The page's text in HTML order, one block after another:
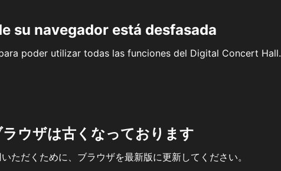
su navegador está desfasada
poder utilizar todas las funciones del Digital Concert Hall.
ウザは古くなっております
ただくために、ブラウザを最新版に更新してください。